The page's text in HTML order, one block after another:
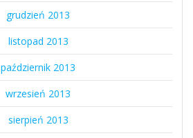
grudzień 2013
listopad 2013
październik 2013
wrzesień 2013
sierpień 2013